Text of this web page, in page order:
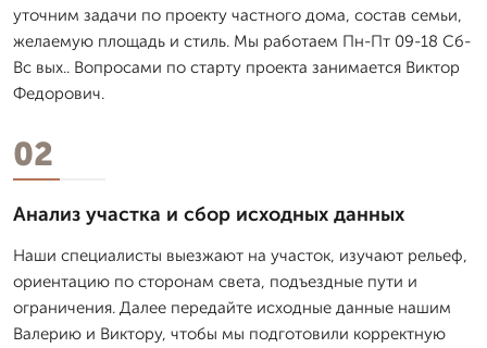
уточним задачи по проекту частного дома, состав семьи,
желаемую площадь и стиль. Мы работаем Пн-Пт 09-18 Сб-
Вс вых.. Вопросами по старту проекта занимается Виктор
Федорович.
02
Анализ участка и сбор исходных данных
Наши специалисты выезжают на участок, изучают рельеф,
ориентацию по сторонам света, подъездные пути и
ограничения. Далее передайте исходные данные нашим
Валерию и Виктору, чтобы мы подготовили корректную